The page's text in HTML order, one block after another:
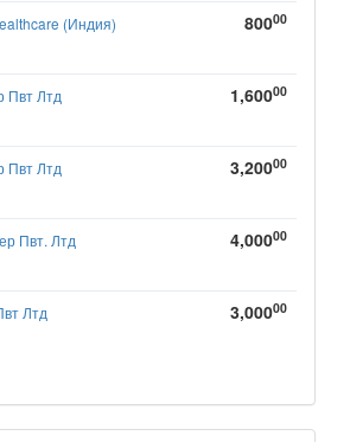
(Индия) 80000
Пвт Лтд 1,60000
Пвт Лтд 3,20000
Пвт. Лтд 4,00000
Лтд 3,00000